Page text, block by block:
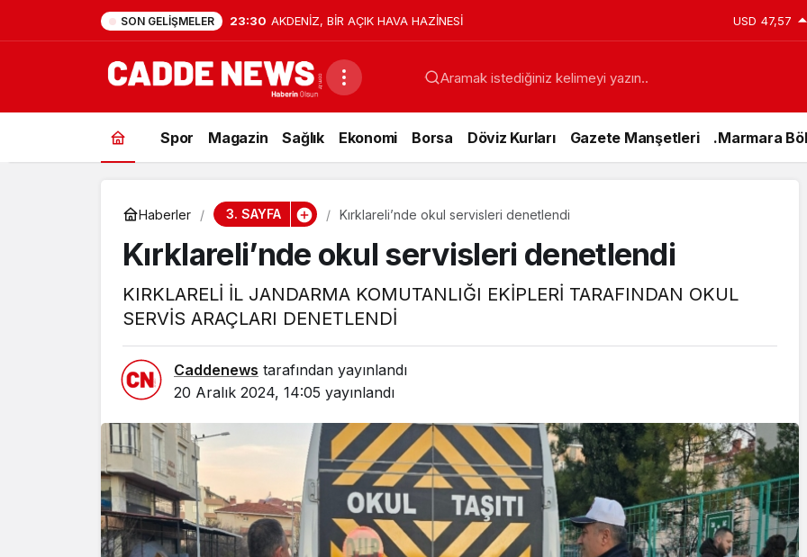
SON GELIŞMELER 23:30 AKDENİZ, BİR AÇIK HAVA HAZİNESİ USD 47,57
Aramak istediğiniz kelimeyi yazın..
Spor Magazin Sağlık Ekonomi Borsa Döviz Kurları Gazete Manşetleri .Marmara
Haberler 3. SAYFA Kırklareli’nde okul servisleri denetlendi
Kırklareli’nde okul servisleri denetlendi
KIRKLARELİ İL JANDARMA KOMUTANLIĞI EKİPLERİ TARAFINDAN OKUL
SERVİS ARAÇLARI DENETLENDİ
Caddenews tarafından yayınlandı
20 Aralık 2024, 14:05 yayınlandı
Yazarlar
AKDENİZ, BİR AÇIK
HAVA HAZİNESİ